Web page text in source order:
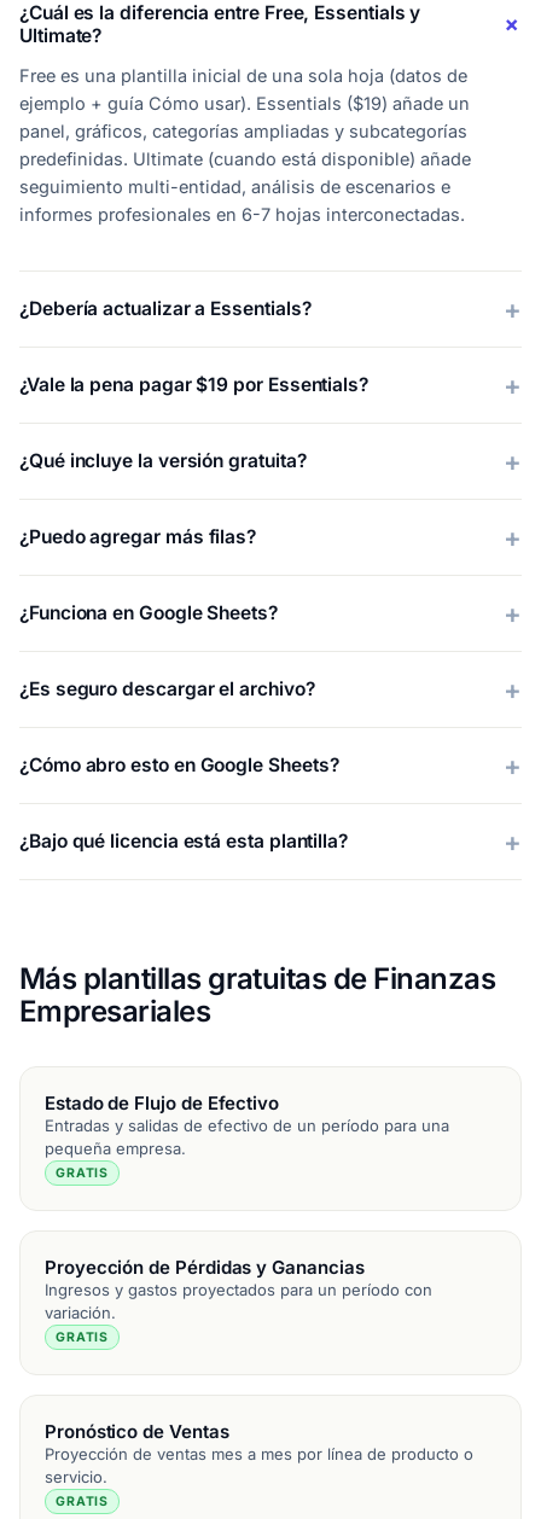
¿Cuál es la diferencia entre Free, Essentials y
Ultimate?
Free es una plantilla inicial de una sola hoja (datos de
ejemplo + guía Cómo usar). Essentials ($19) añade un
panel, gráficos, categorías ampliadas y subcategorías
predefinidas. Ultimate (cuando está disponible) añade
seguimiento multi-entidad, análisis de escenarios e
informes profesionales en 6-7 hojas interconectadas.
¿Debería actualizar a Essentials?
¿Vale la pena pagar $19 por Essentials?
¿Qué incluye la versión gratuita?
¿Puedo agregar más filas?
¿Funciona en Google Sheets?
¿Es seguro descargar el archivo?
¿Cómo abro esto en Google Sheets?
¿Bajo qué licencia está esta plantilla?
Más plantillas gratuitas de Finanzas
Empresariales
Estado de Flujo de Efectivo
Entradas y salidas de efectivo de un período para una
pequeña empresa.
GRATIS
Proyección de Pérdidas y Ganancias
Ingresos y gastos proyectados para un período con
variación.
GRATIS
Pronóstico de Ventas
Proyección de ventas mes a mes por línea de producto o
servicio.
GRATIS